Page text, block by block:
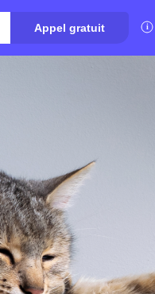
Appel gratuit